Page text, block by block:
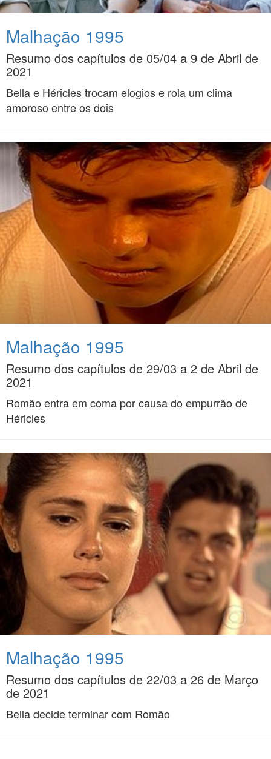
Malhação 1995
Resumo dos capítulos de 05/04 a 9 de Abril de
2021
Bella e Héricles trocam elogios e rola um clima
amoroso entre os dois
Malhação 1995
Resumo dos capítulos de 29/03 a 2 de Abril de
2021
Romão entra em coma por causa do empurrão de
Héricles
Malhação 1995
Resumo dos capítulos de 22/03 a 26 de Março
de 2021
Bella decide terminar com Romão